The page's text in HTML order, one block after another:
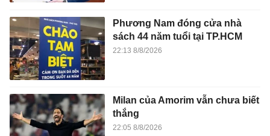
Phương Nam đóng cửa nhà
sách 44 năm tuổi tại TP.HCM
22:13 8/8/2026
Milan của Amorim vẫn chưa biết
thắng
22:05 8/8/2026